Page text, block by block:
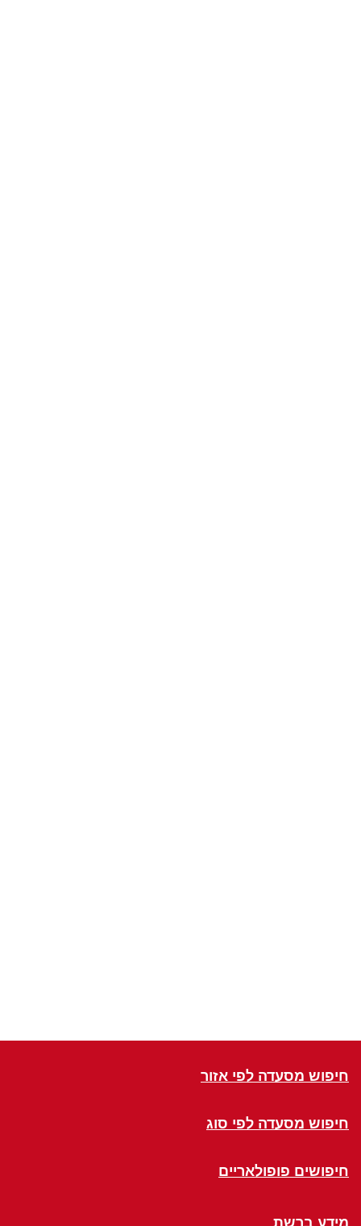
חיפוש מסעדה לפי אזור
חיפוש מסעדה לפי סוג
חיפושים פופולאריים
מידע ברשת